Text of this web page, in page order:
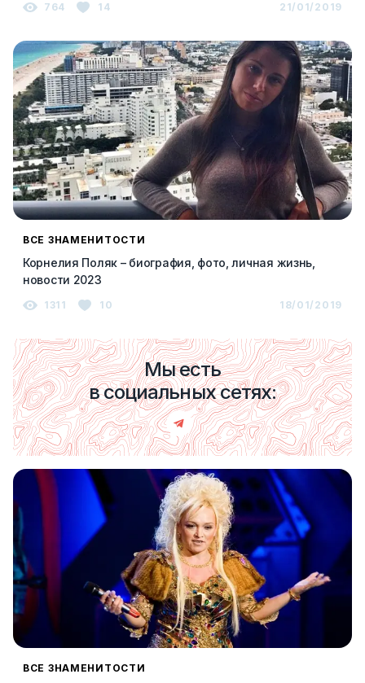
764 14 21/01/2019
ВСЕ ЗНАМЕНИТОСТИ
Корнелия Поляк – биография, фото, личная жизнь,
новости 2023
1311 10 18/01/2019
Мы есть
в социальных сетях:
ВСЕ ЗНАМЕНИТОСТИ